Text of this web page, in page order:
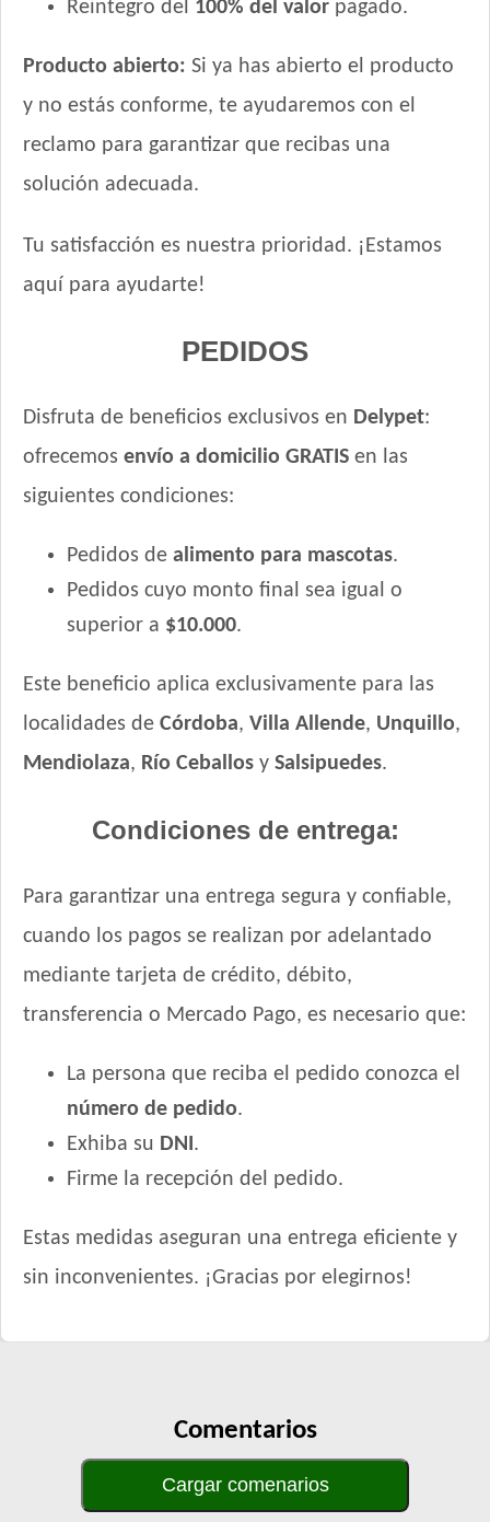
Reintegro del 100% del valor pagado.
Producto abierto: Si ya has abierto el producto
y no estás conforme, te ayudaremos con el
reclamo para garantizar que recibas una
solución adecuada.
Tu satisfacción es nuestra prioridad. ¡Estamos
aquí para ayudarte!
PEDIDOS
Disfruta de beneficios exclusivos en Delypet:
ofrecemos envío a domicilio GRATIS en las
siguientes condiciones:
Pedidos de alimento para mascotas.
Pedidos cuyo monto final sea igual o
superior a $10.000.
Este beneficio aplica exclusivamente para las
localidades de Córdoba, Villa Allende, Unquillo,
Mendiolaza, Río Ceballos y Salsipuedes.
Condiciones de entrega:
Para garantizar una entrega segura y confiable,
cuando los pagos se realizan por adelantado
mediante tarjeta de crédito, débito,
transferencia o Mercado Pago, es necesario que:
La persona que reciba el pedido conozca el
número de pedido.
Exhiba su DNI .
Firme la recepción del pedido.
Estas medidas aseguran una entrega eficiente y
sin inconvenientes. ¡Gracias por elegirnos!
Comentarios
Cargar comenarios